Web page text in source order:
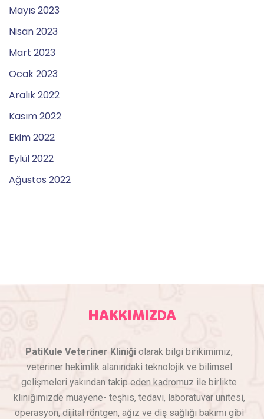
Mayıs 2023
Nisan 2023
Mart 2023
Ocak 2023
Aralık 2022
Kasım 2022
Ekim 2022
Eylül 2022
Ağustos 2022
HAKKIMIZDA
PatiKule Veteriner Kliniği olarak bilgi birikimimiz,
veteriner hekimlik alanındaki teknolojik ve bilimsel
gelişmeleri yakından takip eden kadromuz ile birlikte
kliniğimizde muayene- teşhis, tedavi, laboratuvar ünitesi,
operasyon, dijital röntgen, ağız ve diş sağlığı bakımı gibi